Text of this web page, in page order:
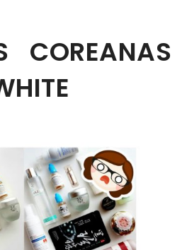
COREANAS